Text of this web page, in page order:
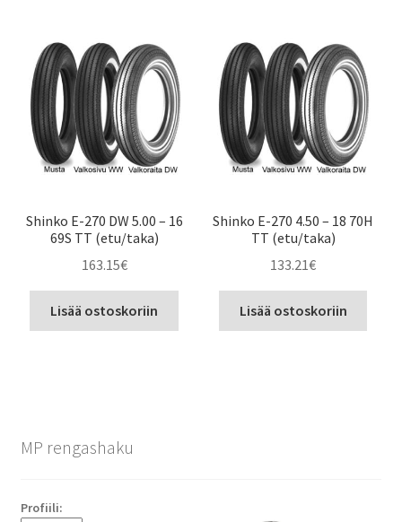
Shinko E-270 DW 5.00 – 16
69S TT (etu/taka)
163.15€
Lisää ostoskoriin
Shinko E-270 4.50 – 18 70H
TT (etu/taka)
133.21€
Lisää ostoskoriin
MP rengashaku
Profiili: